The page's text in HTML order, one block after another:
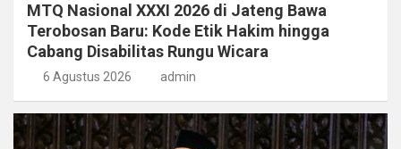
MTQ Nasional XXXI 2026 di Jateng Bawa
Terobosan Baru: Kode Etik Hakim hingga
Cabang Disabilitas Rungu Wicara
6 Agustus 2026 admin